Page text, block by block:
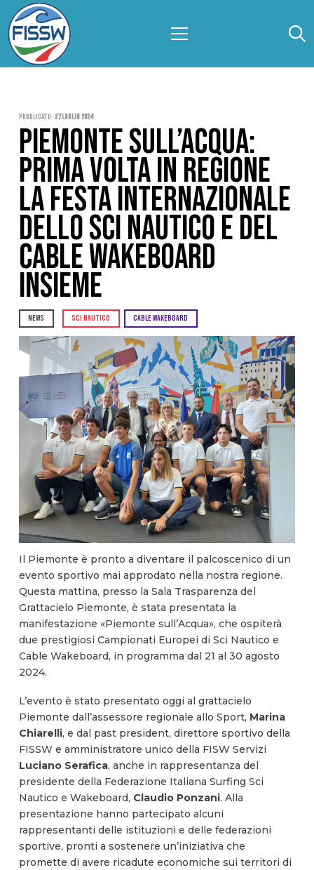
Pubblicato: 27 Luglio 2024
PIEMONTE SULL’ACQUA:
PRIMA VOLTA IN REGIONE
LA FESTA INTERNAZIONALE
DELLO SCI NAUTICO E DEL
CABLE WAKEBOARD
INSIEME
NEWS SCI NAUTICO CABLE WAKEBOARD
Il Piemonte è pronto a diventare il palcoscenico di un
evento sportivo mai approdato nella nostra regione.
Questa mattina, presso la Sala Trasparenza del
Grattacielo Piemonte, è stata presentata la
manifestazione «Piemonte sull’Acqua», che ospiterà
due prestigiosi Campionati Europei di Sci Nautico e
Cable Wakeboard, in programma dal 21 al 30 agosto
2024.
L’evento è stato presentato oggi al grattacielo
Piemonte dall’assessore regionale allo Sport, Marina
Chiarelli, e dal past president, direttore sportivo della
FISSW e amministratore unico della FISW Servizi
Luciano Serafica, anche in rappresentanza del
presidente della Federazione Italiana Surfing Sci
Nautico e Wakeboard, Claudio Ponzani. Alla
presentazione hanno partecipato alcuni
rappresentanti delle istituzioni e delle federazioni
sportive, pronti a sostenere un’iniziativa che
promette di avere ricadute economiche sui territori di